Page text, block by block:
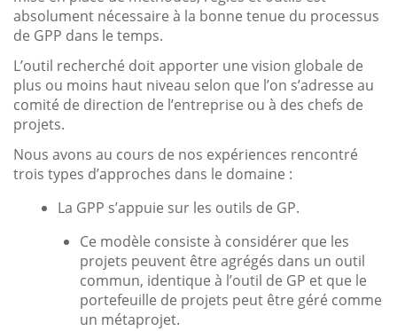
absolument nécessaire à la bonne tenue du processus
de GPP dans le temps.
L’outil recherché doit apporter une vision globale de
plus ou moins haut niveau selon que l’on s’adresse au
comité de direction de l’entreprise ou à des chefs de
projets.
Nous avons au cours de nos expériences rencontré
trois types d’approches dans le domaine :
La GPP s’appuie sur les outils de GP.
Ce modèle consiste à considérer que les
projets peuvent être agrégés dans un outil
commun, identique à l’outil de GP et que le
portefeuille de projets peut être géré comme
un métaprojet.